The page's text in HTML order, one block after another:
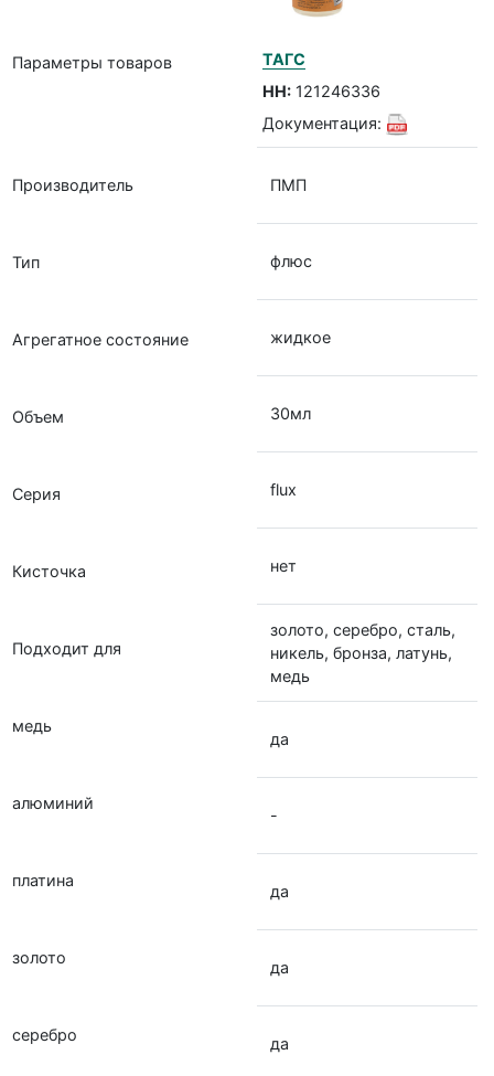
Параметры товаров
ТАГС
НН:121246336
Документация:
Производитель
Тип
Агрегатное состояние
Объем
Серия
Кисточка
Подходит для
медь
алюминий
платина
золото
серебро
ПМП
флюс
жидкое
30мл
flux
нет
золото, серебро, сталь,
никель, бронза, латунь,
медь
да
-
да
да
да